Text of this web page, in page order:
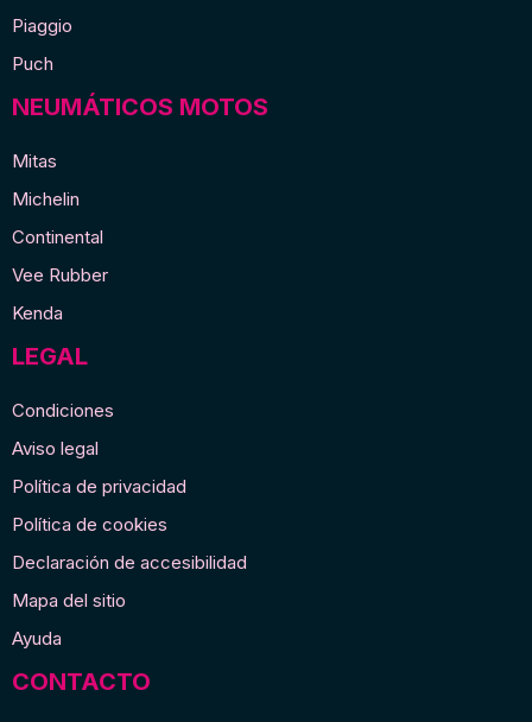
Piaggio
Puch
NEUMÁTICOS MOTOS
Mitas
Michelin
Continental
Vee Rubber
Kenda
LEGAL
Condiciones
Aviso legal
Política de privacidad
Política de cookies
Declaración de accesibilidad
Mapa del sitio
Ayuda
CONTACTO